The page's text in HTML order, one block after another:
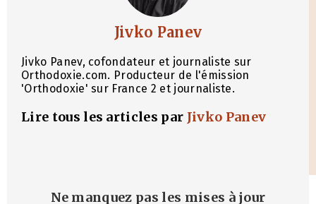
Jivko Panev
Jivko Panev, cofondateur et journaliste sur
Orthodoxie.com. Producteur de l'émission
'Orthodoxie' sur France 2 et journaliste.
Lire tous les articles par Jivko Panev
Ne manquez pas les mises à jour